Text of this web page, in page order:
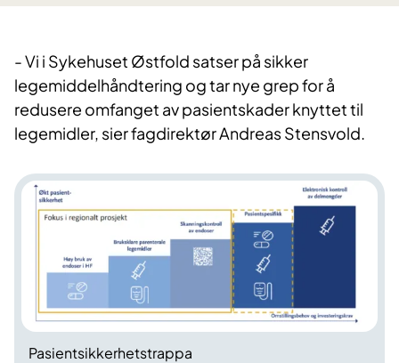
- Vi i Sykehuset Østfold satser på sikker
legemiddelhåndtering og tar nye grep for å
redusere omfanget av pasientskader knyttet til
legemidler, sier fagdirektør Andreas Stensvold.
Pasientsikkerhetstrappa